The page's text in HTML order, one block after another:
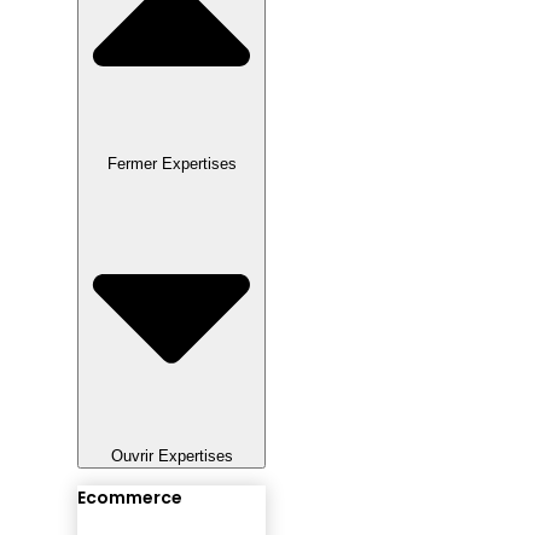
Fermer Expertises
Ouvrir Expertises
Ecommerce